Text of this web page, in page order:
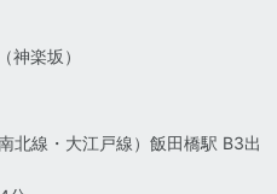
（神楽坂）
北線・大江戸線）飯田橋駅 B3出